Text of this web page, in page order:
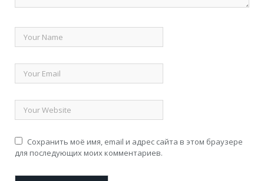
Сохранить моё имя, email и адрес сайта в этом браузере
для последующих моих комментариев.